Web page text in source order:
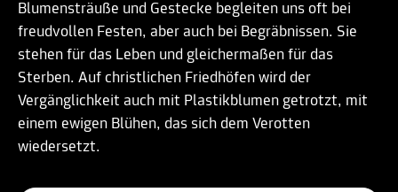
Blumensträuße und Gestecke begleiten uns oft bei
freudvollen Festen, aber auch bei Begräbnissen. Sie
stehen für das Leben und gleichermaßen für das
Sterben. Auf christlichen Friedhöfen wird der
Vergänglichkeit auch mit Plastikblumen getrotzt, mit
einem ewigen Blühen, das sich dem Verotten
wiedersetzt.